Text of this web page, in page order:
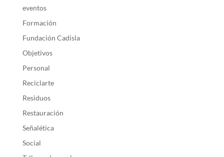
eventos
Formación
Fundación Cadisla
Objetivos
Personal
Reciclarte
Residuos
Restauración
Señalética
Social